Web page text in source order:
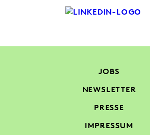
JOBS
NEWSLETTER
PRESSE
IMPRESSUM